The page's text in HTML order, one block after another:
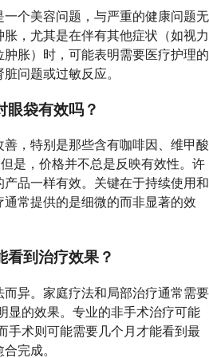
个美容问题，与严重的健康问题无
，尤其是在伴有其他症状（如视力
胀）时，可能表明需要医疗护理的
问题或过敏反应。
眼袋有效吗？
，特别是那些含有咖啡因、维甲酸
是，价格并不总是反映有效性。许
品一样有效。关键在于持续使用和
常提供的是细微的而非显著的效
看到治疗效果？
异。家庭疗法和局部治疗通常需要
显的效果。专业的非手术治疗可能
手术则可能需要几个月才能看到最
完成。